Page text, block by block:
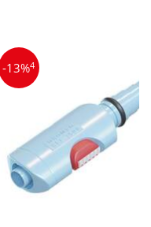
-13%4